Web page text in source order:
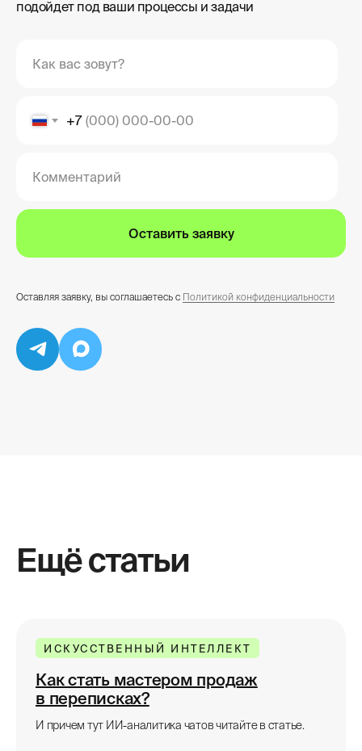
подойдет под ваши процессы и задачи
Как вас зовут?
+7
Комментарий
Оставить заявку
Оставляя заявку, вы соглашаетесь с Политикой конфиденциальности
Ещё статьи
ИСКУССТВЕННЫЙ ИНТЕЛЛЕКТ
Как стать мастером продаж
в переписках?
И причем тут ИИ-аналитика чатов читайте в статье.